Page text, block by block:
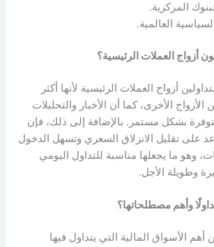
المركزية.
العالمية.
أزواج العملات الرئيسية؟
أزواج العملات الرئيسية لأنها أكثر
الأخرى، كما أن الأخبار والتحليلات
بشكل مستمر. بالإضافة إلى ذلك، فإن
على تقليل الانزلاق السعري وتسهل الدخول
وهو ما يجعلها مناسبة للتداول اليومي
وطويلة الأجل.
وأهم مصطلحاتها؟
الأسواق المالية التي يتداول فيها